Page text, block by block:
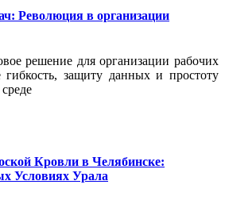
Революция в организации
решение для организации рабочих
гибкость, защиту данных и простоту
Кровли в Челябинске:
Условиях Урала